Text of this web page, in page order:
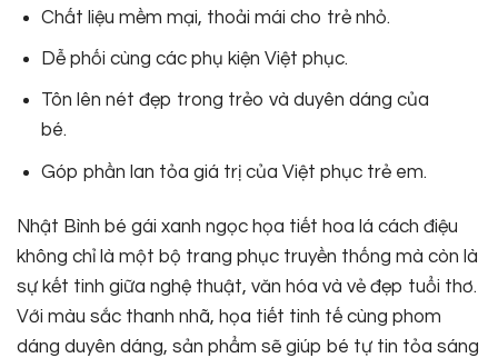
Chất liệu mềm mại, thoải mái cho trẻ nhỏ.
Dễ phối cùng các phụ kiện Việt phục.
Tôn lên nét đẹp trong trẻo và duyên dáng của
bé.
Góp phần lan tỏa giá trị của Việt phục trẻ em.
Nhật Bình bé gái xanh ngọc họa tiết hoa lá cách điệu
không chỉ là một bộ trang phục truyền thống mà còn là
sự kết tinh giữa nghệ thuật, văn hóa và vẻ đẹp tuổi thơ.
Với màu sắc thanh nhã, họa tiết tinh tế cùng phom
dáng duyên dáng, sản phẩm sẽ giúp bé tự tin tỏa sáng